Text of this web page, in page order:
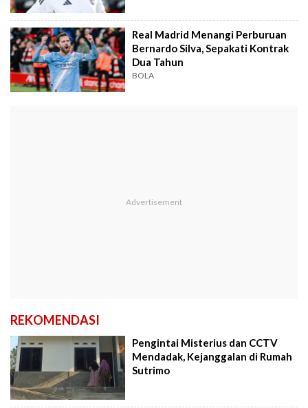
Real Madrid Menangi Perburuan
Bernardo Silva, Sepakati Kontrak
Dua Tahun
BOLA
REKOMENDASI
Pengintai Misterius dan CCTV
Mendadak, Kejanggalan di Rumah
Sutrimo